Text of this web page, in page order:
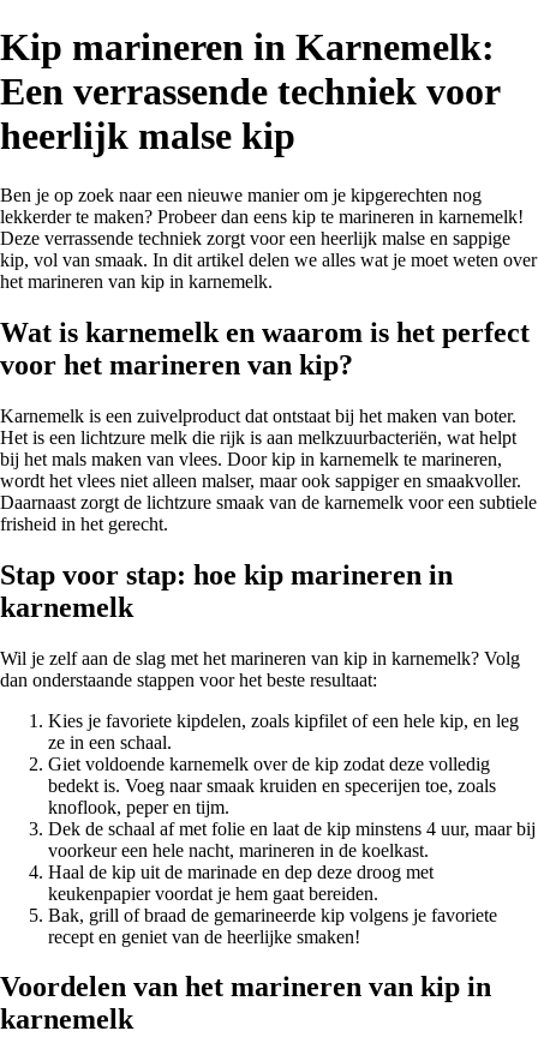
Kip marineren in Karnemelk:
Een verrassende techniek voor
heerlijk malse kip
Ben je op zoek naar een nieuwe manier om je kipgerechten nog
lekkerder te maken? Probeer dan eens kip te marineren in karnemelk!
Deze verrassende techniek zorgt voor een heerlijk malse en sappige
kip, vol van smaak. In dit artikel delen we alles wat je moet weten over
het marineren van kip in karnemelk.
Wat is karnemelk en waarom is het perfect
voor het marineren van kip?
Karnemelk is een zuivelproduct dat ontstaat bij het maken van boter.
Het is een lichtzure melk die rijk is aan melkzuurbacteriën, wat helpt
bij het mals maken van vlees. Door kip in karnemelk te marineren,
wordt het vlees niet alleen malser, maar ook sappiger en smaakvoller.
Daarnaast zorgt de lichtzure smaak van de karnemelk voor een subtiele
frisheid in het gerecht.
Stap voor stap: hoe kip marineren in
karnemelk
Wil je zelf aan de slag met het marineren van kip in karnemelk? Volg
dan onderstaande stappen voor het beste resultaat:
Kies je favoriete kipdelen, zoals kipfilet of een hele kip, en leg
ze in een schaal.
Giet voldoende karnemelk over de kip zodat deze volledig
bedekt is. Voeg naar smaak kruiden en specerijen toe, zoals
knoflook, peper en tijm.
Dek de schaal af met folie en laat de kip minstens 4 uur, maar bij
voorkeur een hele nacht, marineren in de koelkast.
Haal de kip uit de marinade en dep deze droog met
keukenpapier voordat je hem gaat bereiden.
Bak, grill of braad de gemarineerde kip volgens je favoriete
recept en geniet van de heerlijke smaken!
Voordelen van het marineren van kip in
karnemelk